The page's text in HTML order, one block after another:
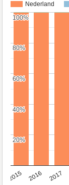
Nederland
2015 2016 2017
20%
20%
40%
40%
60%
60%
80%
80%
100%
100%